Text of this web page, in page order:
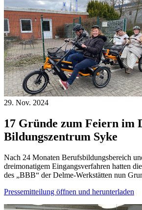
29. Nov. 2024
17 Gründe zum Feiern im
Bildungszentrum Syke
Nach 24 Monaten Berufsbildungsbereich
dreimonatigem Eingangsverfahren hatten
des „BBB“ der Delme-Werkstätten nun
Pressemitteilung öffnen und herunterladen